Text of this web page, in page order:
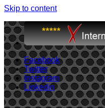
Skip to content
Facebook
Twitter
Instagram
Linkedin